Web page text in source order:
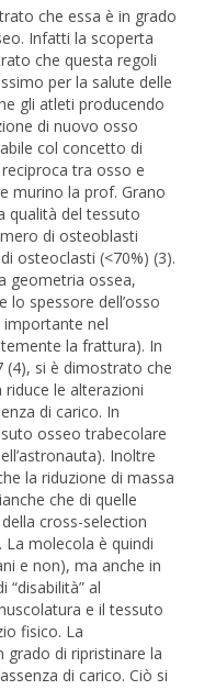
che essa è in grado
Infatti la scoperta
che questa regoli
per la salute delle
gli atleti producendo
di nuovo osso
col concetto di
tra osso e
murino la prof. Grano
qualità del tessuto
di osteoblasti
osteoclasti (<70%) (3).
geometria ossea,
lo spessore dell’osso
importante nel
la frattura). In
si è dimostrato che
le alterazioni
di carico. In
osseo trabecolare
Inoltre
la riduzione di massa
che di quelle
cross-selection
La molecola è quindi
e non), ma anche in
al
e il tessuto
fisico. La
grado di ripristinare la
di carico. Ciò si